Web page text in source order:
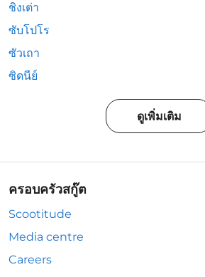
ชิงเต่า
ซับโปโร
ซัวเถา
ซิดนีย์
ดูเพิ่มเติม
ครอบครัวสกู๊ต
Scootitude
Media centre
Careers